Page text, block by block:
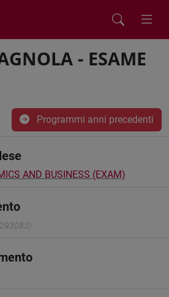
- ESAME
Programmi anni precedenti
AND BUSINESS (EXAM)